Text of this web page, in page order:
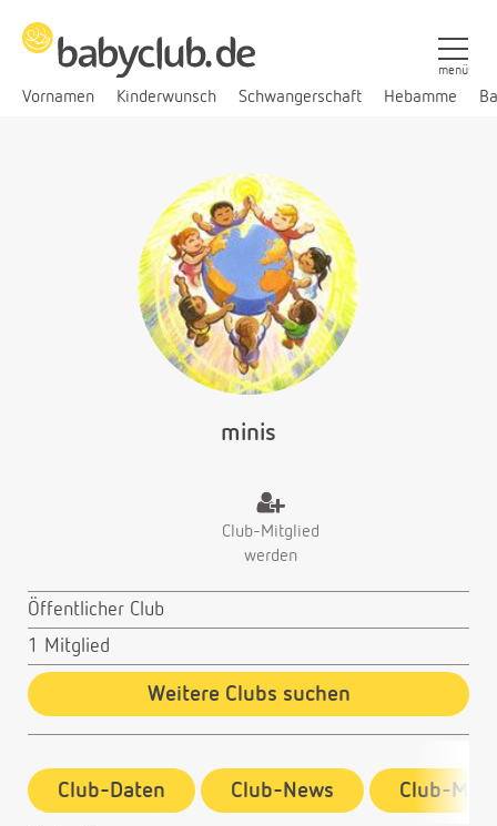
Vornamen Kinderwunsch Schwangerschaft Hebamme
menü
minis
Club-Mitglied
werden
Öffentlicher Club
1 Mitglied
Weitere Clubs suchen
Club-Daten Club-News Club-